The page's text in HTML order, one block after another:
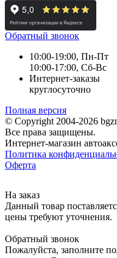
Обратный звонок
10:00-19:00, Пн-Пт
10:00-17:00, Сб-Вс
Интернет-заказы
круглосуточно
Полная версия
© Copyright 2004-2026
Все права защищены.
Интернет-магазин
Политика
Оферта
На заказ
Данный товар
цены требуют уточнения.
Обратный звонок
Пожалуйста, заполните